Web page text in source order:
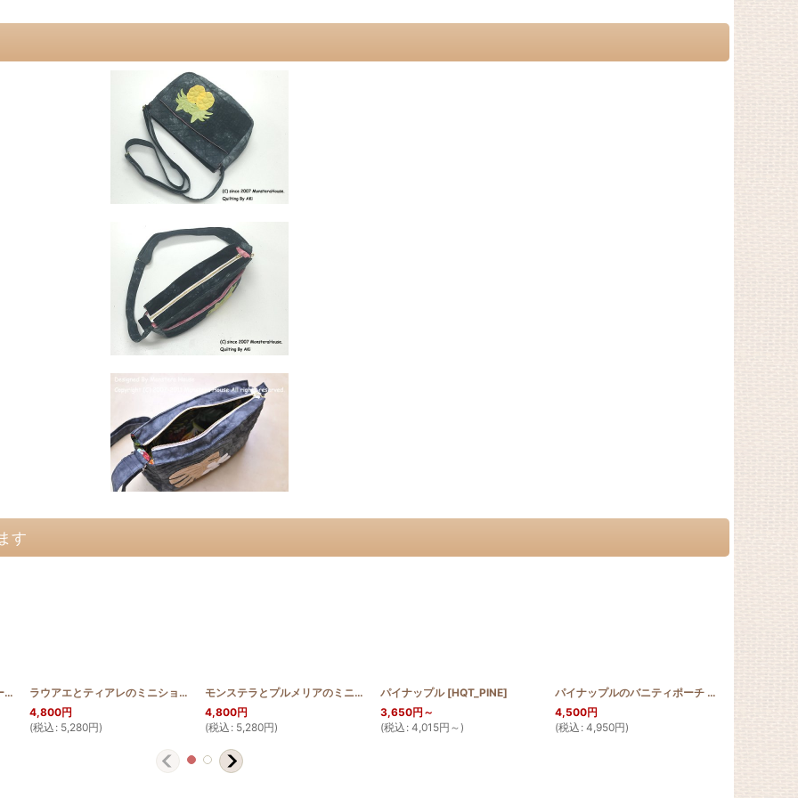
す
サンフラワーのミニショルダーバッグ [HQMINIS_SUN] ラウアエとティアレのミニショルダーバッグ [HQMINIS_TIA]
4,800円
(税込 : 5,280円)
モンステラとプルメリアのミニショルダーバッグ [ HQMINIS_MON
4,800円
(税込 : 5,280円)
パイナップル [HQT_PINE]
3,650円 ～
(税込 : 4,015円 ～)
パイナップルのバニティポーチ [HQP_V_PINE
4,500円
(税込 : 4,950円)